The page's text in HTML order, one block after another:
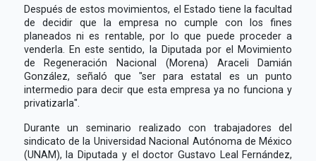
Después de estos movimientos, el Estado tiene la facultad
de decidir que la empresa no cumple con los fines
planeados ni es rentable, por lo que puede proceder a
venderla. En este sentido, la Diputada por el Movimiento
de Regeneración Nacional (Morena) Araceli Damián
González, señaló que "ser para estatal es un punto
intermedio para decir que esta empresa ya no funciona y
privatizarla".
Durante un seminario realizado con trabajadores del
sindicato de la Universidad Nacional Autónoma de México
(UNAM), la Diputada y el doctor Gustavo Leal Fernández,